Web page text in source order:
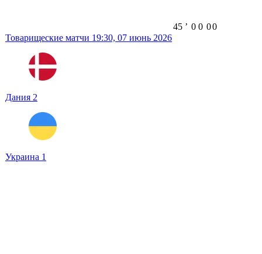
Товарищеские матчи 19:30, 07 июнь 2026
Дания 2
Украина 1
45 ʼ 0 0 00